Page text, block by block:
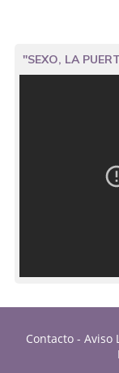
"SEXO, LA
Contacto -Aviso